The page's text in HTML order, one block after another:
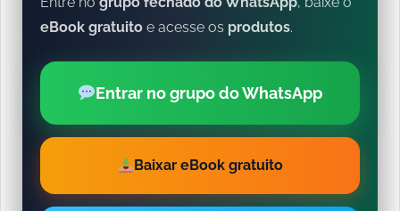
eBook gratuito e acesse os produtos.
Entrar no grupo do WhatsApp
Baixar eBook gratuito